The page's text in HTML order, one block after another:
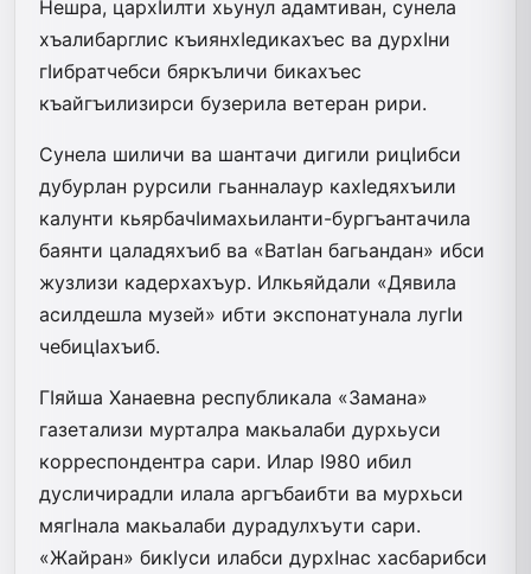
Нешра, цархIилти хьунул адамтиван, сунела
хъалибарглис къиянхIедикахъес ва дурхIни
гIибратчебси бяркъличи бикахъес
къайгъилизирси бузерила ветеран рири.
Сунела шиличи ва шантачи дигили рицIибси
дубурлан рурсили гьанналаур кахIедяхъили
калунти кьярбачIимахьиланти-бургъантачила
баянти цаладяхъиб ва «ВатIан багьандан» ибси
жузлизи кадерхахъур. Илкьяйдали «Дявила
асилдешла музей» ибти экспонатунала лугIи
чебицIахъиб.
ГIяйша Ханаевна республикала «Замана»
газетализи мурталра макьалаби дурхьуси
корреспондентра сари. Илар I980 ибил
дусличирадли илала аргъбаибти ва мурхьси
мягIнала макьалаби дурадулхъути сари.
«Жайран» бикIуси илабси дурхIнас хасбарибси